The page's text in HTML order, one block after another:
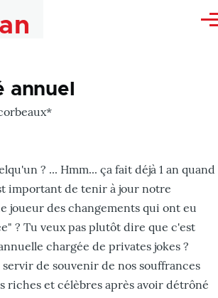
annuel
? ... Hmm... ça fait déjà 1 an quand
important de tenir à jour notre
joueur des changements qui ont eu
? Tu veux pas plutôt dire que c'est
chargée de privates jokes ?
de souvenir de nos souffrances
riches et célèbres après avoir détrôné